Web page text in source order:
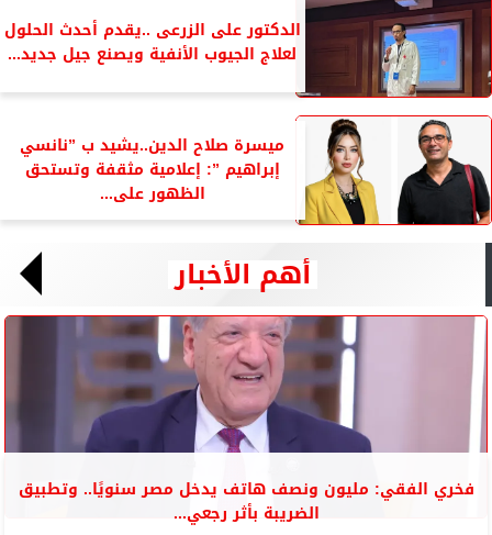
الدكتور على الزرعى ..يقدم أحدث الحلول
لعلاج الجيوب الأنفية ويصنع جيل جديد...
ميسرة صلاح الدين..يشيد ب ”نانسي
إبراهيم ”: إعلامية مثقفة وتستحق
الظهور على...
أهم الأخبار
فخري الفقي: مليون ونصف هاتف يدخل مصر سنويًا.. وتطبيق
الضريبة بأثر رجعي...